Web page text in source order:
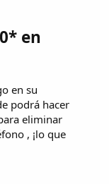
en
en su
podrá hacer
eliminar
, ¡lo que